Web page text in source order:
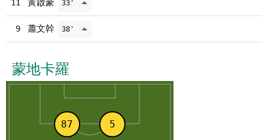
11 黃啟豪 33'
9 蕭文幹 38'
蒙地卡羅